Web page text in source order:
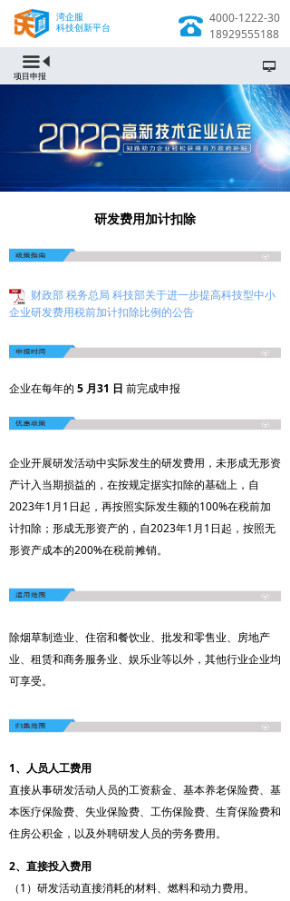
4000-1222-30
18929555188
湾企服
科技创新平台
넡
끀
项目申报
研发费用加计扣除
财政部 税务总局 科技部关于进一步提高科技型中小
企业研发费用税前加计扣除比例的公告
企业在每年的 5 月31 日 前完成申报
企业开展研发活动中实际发生的研发费用，未形成无形资
产计入当期损益的，在按规定据实扣除的基础上，自
2023年1月1日起，再按照实际发生额的100%在税前加
计扣除；形成无形资产的，自2023年1月1日起，按照无
形资产成本的200%在税前摊销。
除烟草制造业、住宿和餐饮业、批发和零售业、房地产
业、租赁和商务服务业、娱乐业等以外，其他行业企业均
可享受。
1、人员人工费用
直接从事研发活动人员的工资薪金、基本养老保险费、基
本医疗保险费、失业保险费、工伤保险费、生育保险费和
住房公积金，以及外聘研发人员的劳务费用。
2、直接投入费用
（1）研发活动直接消耗的材料、燃料和动力费用。